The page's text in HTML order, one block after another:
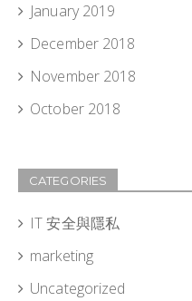
January 2019
December 2018
November 2018
October 2018
CATEGORIES
IT 安全與隱私
marketing
Uncategorized